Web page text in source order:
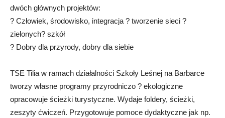
dwóch głównych projektów:
? Człowiek, środowisko, integracja ? tworzenie sieci ?
zielonych? szkół
? Dobry dla przyrody, dobry dla siebie
TSE Tilia w ramach działalności Szkoły Leśnej na Barbarce
tworzy własne programy przyrodniczo ? ekologiczne
opracowuje ścieżki turystyczne. Wydaje foldery, ścieżki,
zeszyty ćwiczeń. Przygotowuje pomoce dydaktyczne jak np.